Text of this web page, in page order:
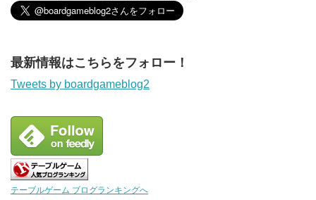
最新情報はこちらをフォロー！
Tweets by boardgameblog2
テーブルゲーム ブログランキングへ